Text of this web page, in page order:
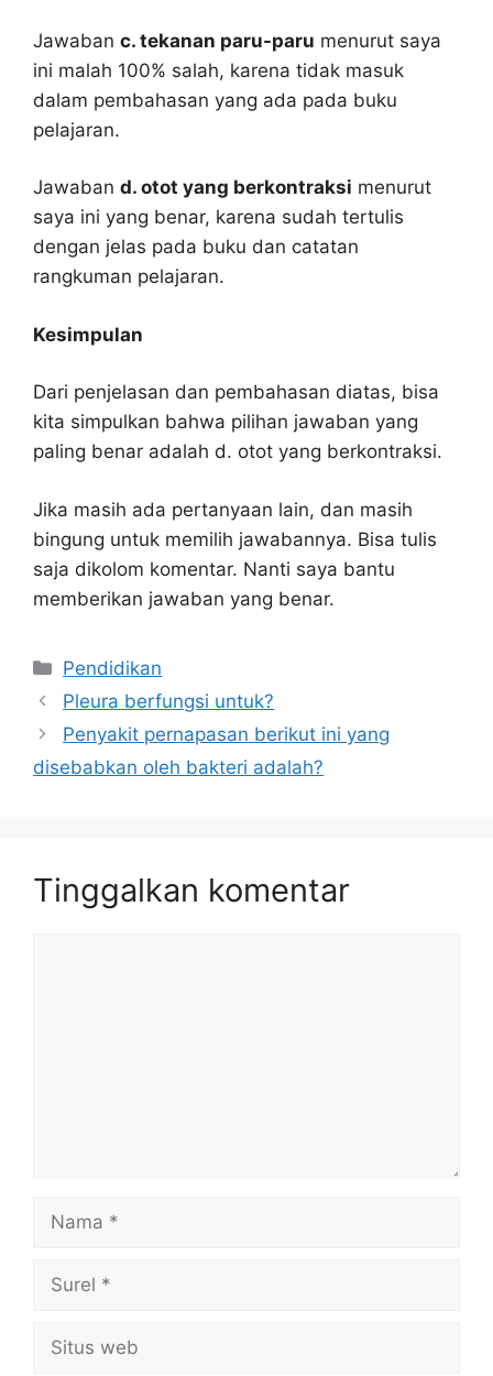
Jawaban c. tekanan paru-paru menurut saya
ini malah 100% salah, karena tidak masuk
dalam pembahasan yang ada pada buku
pelajaran.
Jawaban d. otot yang berkontraksi menurut
saya ini yang benar, karena sudah tertulis
dengan jelas pada buku dan catatan
rangkuman pelajaran.
Kesimpulan
Dari penjelasan dan pembahasan diatas, bisa
kita simpulkan bahwa pilihan jawaban yang
paling benar adalah d. otot yang berkontraksi.
Jika masih ada pertanyaan lain, dan masih
bingung untuk memilih jawabannya. Bisa tulis
saja dikolom komentar. Nanti saya bantu
memberikan jawaban yang benar.
Kategori
Pendidikan
Pleura berfungsi untuk?
Penyakit pernapasan berikut ini yang
disebabkan oleh bakteri adalah?
Tinggalkan komentar
web